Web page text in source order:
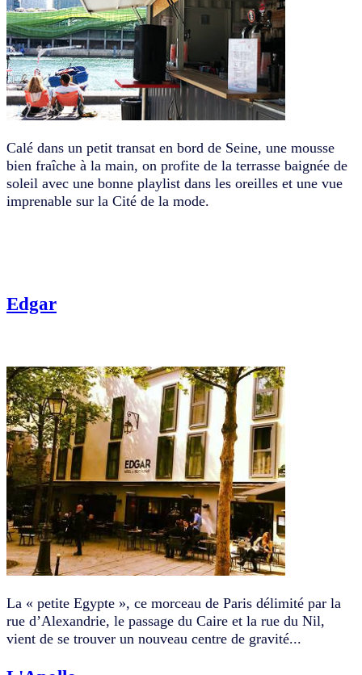
Calé dans un petit transat en bord de Seine, une mousse
bien fraîche à la main, on profite de la terrasse baignée de
soleil avec une bonne playlist dans les oreilles et une vue
imprenable sur la Cité de la mode.
Edgar
La « petite Egypte », ce morceau de Paris délimité par la
rue d’Alexandrie, le passage du Caire et la rue du Nil,
vient de se trouver un nouveau centre de gravité...